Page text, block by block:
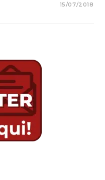
15/07/2018